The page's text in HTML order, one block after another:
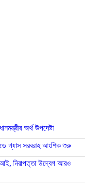
অর্থ উপদেষ্টা
গ্যাস সরবরাহ আংশিক শুরু
নিরাপত্তা উদ্বেগ আরও